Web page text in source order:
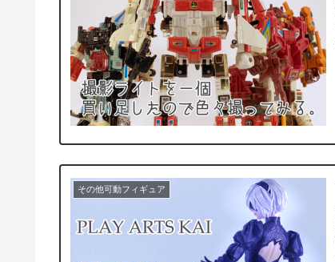
その他可動フィギュア